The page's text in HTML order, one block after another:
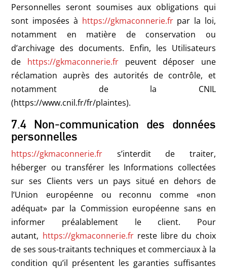
Personnelles seront soumises aux obligations qui
sont imposées à https://gkmaconnerie.fr par la loi,
notamment en matière de conservation ou
d’archivage des documents. Enfin, les Utilisateurs
de
https://gkmaconnerie.fr
peuvent déposer une
réclamation auprès des autorités de contrôle, et
notamment de la CNIL
(https://www.cnil.fr/fr/plaintes).
7.4 Non-communication des données
personnelles
https://gkmaconnerie.fr
s’interdit de traiter,
héberger ou transférer les Informations collectées
sur ses Clients vers un pays situé en dehors de
l’Union européenne ou reconnu comme «non
adéquat» par la Commission européenne sans en
informer préalablement le client. Pour
autant, https://gkmaconnerie.fr reste libre du choix
de ses sous-traitants techniques et commerciaux à la
condition qu’il présentent les garanties suffisantes